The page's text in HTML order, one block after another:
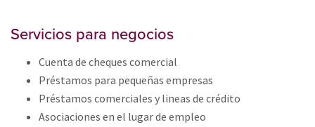
Servicios para negocios
Cuenta de cheques comercial
Préstamos para pequeñas empresas
Préstamos comerciales y lineas de crédito
Asociaciones en el lugar de empleo